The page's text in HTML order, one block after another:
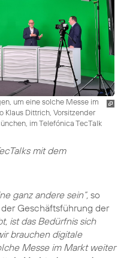
um eine solche Messe im
Klaus Dittrich, Vorsitzender
im Telefónica TecTalk
mit dem
ganz andere sein“,so
Geschäftsführung der
ist das Bedürfnis sich
brauchen digitale
Messe im Markt weiter